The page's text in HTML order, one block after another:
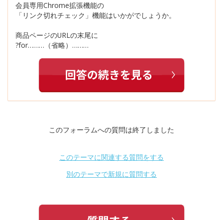
会員専用Chrome拡張機能の
「リンク切れチェック」機能はいかがでしょうか。
商品ページのURLの末尾に
?for………（省略）………
このフォーラムへの質問は終了しました
このテーマに関連する質問をする
別のテーマで新規に質問する